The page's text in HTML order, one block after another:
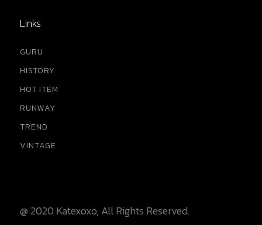
Links
GURU
HISTORY
HOT ITEM
RUNWAY
TREND
VINTAGE
@ 2020 Katexoxo, All Rights Reserved.